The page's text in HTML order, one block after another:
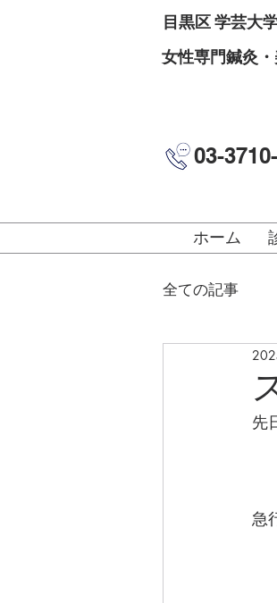
目黒区 学芸大
女性専門鍼灸
03-
ホーム
全ての記事
先
急